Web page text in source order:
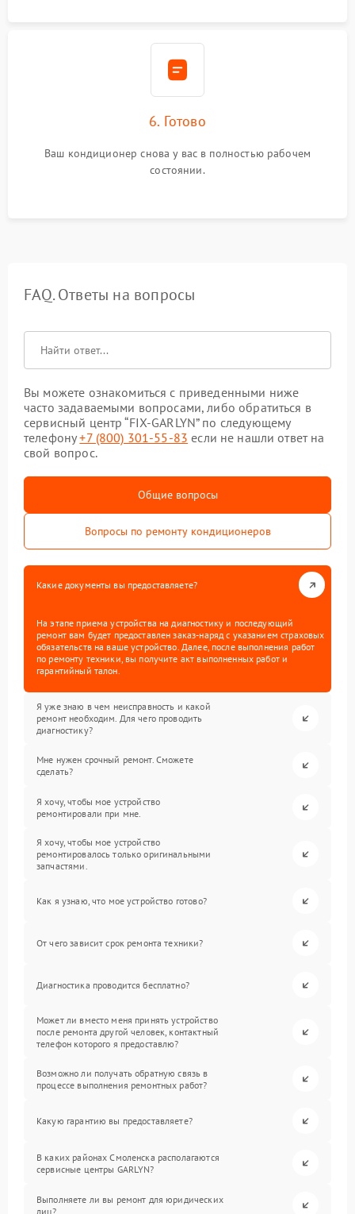
6. Готово
Ваш кондиционер снова у вас в полностью рабочем
состоянии.
FAQ. Ответы на вопросы
Вы можете ознакомиться с приведенными ниже
часто задаваемыми вопросами, либо обратиться в
сервисный центр “FIX-GARLYN” по следующему
телефону+7 (800) 301-55-83 если не нашли ответ на
свой вопрос.
Общие вопросы
Вопросы по ремонту кондиционеров
Какие документы вы предоставляете?
На этапе приема устройства на диагностику и последующий
ремонт вам будет предоставлен заказ-наряд с указанием страховых
обязательств на ваше устройство. Далее, после выполнения работ
по ремонту техники, вы получите акт выполненных работ и
гарантийный талон.
Я уже знаю в чем неисправность и какой
ремонт необходим. Для чего проводить
диагностику?
Мне нужен срочный ремонт. Сможете
сделать?
Я хочу, чтобы мое устройство
ремонтировали при мне.
Я хочу, чтобы мое устройство
ремонтировалось только оригинальными
запчастями.
Как я узнаю, что мое устройство готово?
От чего зависит срок ремонта техники?
Диагностика проводится бесплатно?
Может ли вместо меня принять устройство
после ремонта другой человек, контактный
телефон которого я предоставлю?
Возможно ли получать обратную связь в
процессе выполнения ремонтных работ?
Какую гарантию вы предоставляете?
В каких районах Смоленска располагаются
сервисные центры GARLYN?
Выполняете ли вы ремонт для юридических
лиц?